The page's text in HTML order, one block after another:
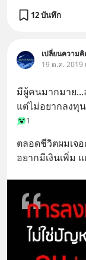
12 บันทึก
เปลี่ยนความ
19 ต.ค. 2019
มีผู้คนมากมาย...
แต่ไม่อยากลงทุน
1
ตลอดชีวิตผมเจ
อยากมีเงินเพิ่ม